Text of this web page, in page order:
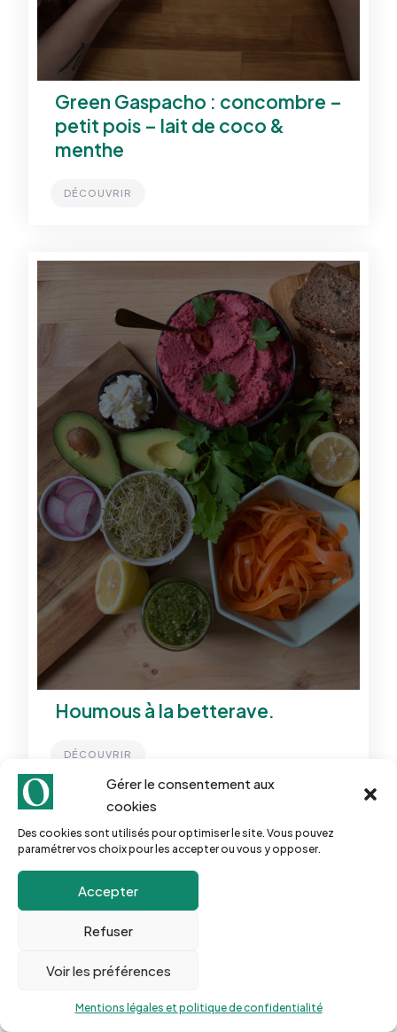
Gérer le consentement aux
cookies
Des cookies sont utilisés pour optimiser le site. Vous pouvez
paramétrer vos choix pour les accepter ou vous y opposer.
Accepter
Refuser
Voir les préférences
Mentions légales et politique de confidentialité
Green Gaspacho : concombre –
petit pois – lait de coco &
menthe
DÉCOUVRIR
Houmous à la betterave.
DÉCOUVRIR